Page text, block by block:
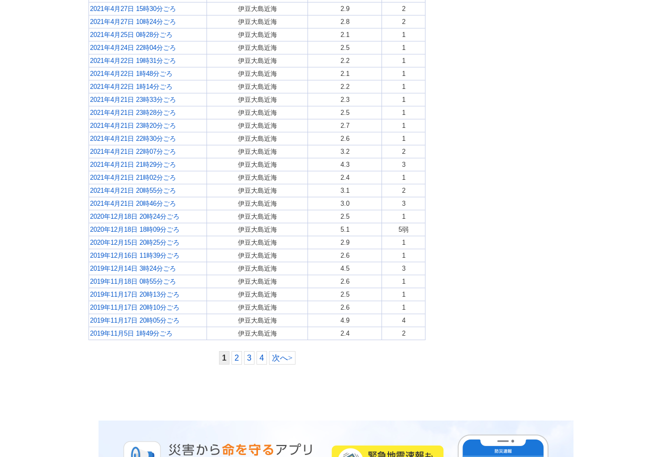
2021年4月27日 15時30分ごろ
伊豆大島近海 2.9
2
2021年4月27日 10時24分ごろ
伊豆大島近海 2.8
2
2021年4月25日 0時28分ごろ
伊豆大島近海 2.1
1
2021年4月24日 22時04分ごろ
伊豆大島近海 2.5
1
2021年4月22日 19時31分ごろ
伊豆大島近海 2.2
1
2021年4月22日 1時48分ごろ
伊豆大島近海 2.1
1
2021年4月22日 1時14分ごろ
伊豆大島近海 2.2
1
2021年4月21日 23時33分ごろ
伊豆大島近海 2.3
1
2021年4月21日 23時28分ごろ
伊豆大島近海 2.5
1
2021年4月21日 23時20分ごろ
伊豆大島近海 2.7
1
2021年4月21日 22時30分ごろ
伊豆大島近海 2.6
1
2021年4月21日 22時07分ごろ
伊豆大島近海 3.2
2
2021年4月21日 21時29分ごろ
伊豆大島近海 4.3
3
2021年4月21日 21時02分ごろ
伊豆大島近海 2.4
1
2021年4月21日 20時55分ごろ
伊豆大島近海 3.1
2
2021年4月21日 20時46分ごろ
伊豆大島近海 3.0
3
2020年12月18日 20時24分ごろ
伊豆大島近海 2.5
1
2020年12月18日 18時09分ごろ
伊豆大島近海 5.1
5弱
2020年12月15日 20時25分ごろ
伊豆大島近海 2.9
1
2019年12月16日 11時39分ごろ
伊豆大島近海 2.6
1
2019年12月14日 3時24分ごろ
伊豆大島近海 4.5
3
2019年11月18日 0時55分ごろ
伊豆大島近海 2.6
1
2019年11月17日 20時13分ごろ
伊豆大島近海 2.5
1
2019年11月17日 20時10分ごろ
伊豆大島近海 2.6
1
2019年11月17日 20時05分ごろ
伊豆大島近海 4.9
4
2019年11月5日 1時49分ごろ
伊豆大島近海 2.4 2
1 2 3 4 次へ>